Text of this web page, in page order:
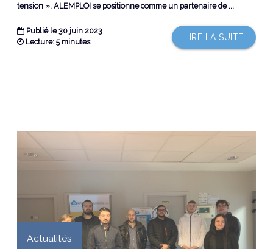
tension ». ALEMPLOI se positionne comme un partenaire de ...
Publié le 30 juin 2023
LIRE LA SUITE
Lecture: 5 minutes
Actualités